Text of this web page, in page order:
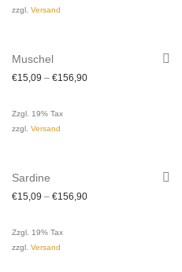
zzgl. Versand
Muschel
€15,09 – €156,90
Zzgl. 19% Tax
zzgl. Versand
Sardine
€15,09 – €156,90
Zzgl. 19% Tax
zzgl. Versand